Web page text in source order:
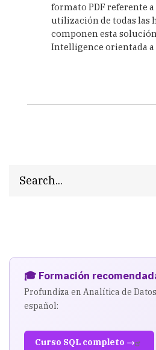
formato PDF referente
utilización de todas las
componen esta
Intelligence orientada a
🎓 Formación
Profundiza en Analítica de
español:
Curso SQL completo →